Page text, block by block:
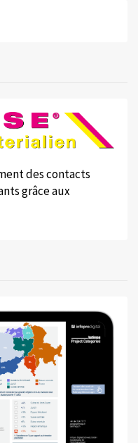
des contacts
grâce aux